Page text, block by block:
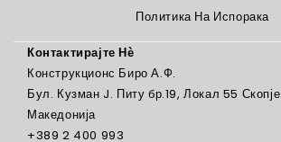
Политика На Испорака
Контактирајте Нѐ
Конструкционс Биро А.Ф.
Бул. Кузман J. Питу бр.19, Локал 55 Скопје
Македонија
+389 2 400 993